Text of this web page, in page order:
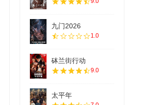
九门2026
1.0
砵兰街行动
9.0
太平年